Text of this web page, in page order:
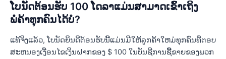
ໂບນັດຕ້ອນຮັບ 100 ໂດລາແມ່ນສາມາດເຂົ້າເຖິງ
ພໍ່ຄ້າທຸກຄົນໄດ້ບໍ?
ແທ້ຈິງແລ້ວ, ໂບນັດຍິນດີຕ້ອນຮັບນີ້ແມ່ນມີໃຫ້ລູກຄ້າໃຫມ່ທຸກຄົນທີ່ຕອບ
ສະຫນອງເງື່ອນໄຂເງິນຝາກຂອງ $ 100 ໃນບັນຊີການຊື້ຂາຍຂອງພວກ